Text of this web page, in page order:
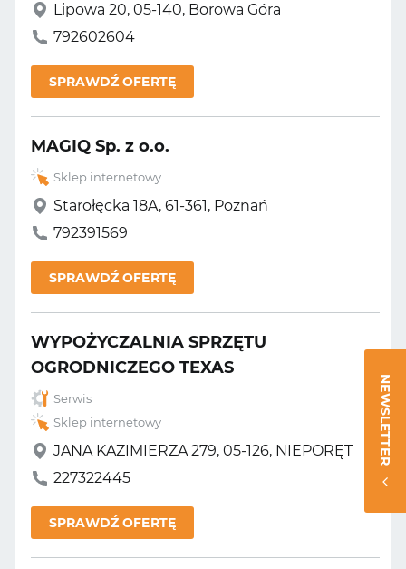
Lipowa 20, 05-140, Borowa Góra
792602604
SPRAWDŹ OFERTĘ
MAGIQ Sp. z o.o.
Sklep internetowy
Starołęcka 18A, 61-361, Poznań
792391569
SPRAWDŹ OFERTĘ
WYPOŻYCZALNIA SPRZĘTU
OGRODNICZEGO TEXAS
Serwis
Sklep internetowy
JANA KAZIMIERZA 279, 05-126, NIEPORĘT
227322445
SPRAWDŹ OFERTĘ
NEWSLETTER